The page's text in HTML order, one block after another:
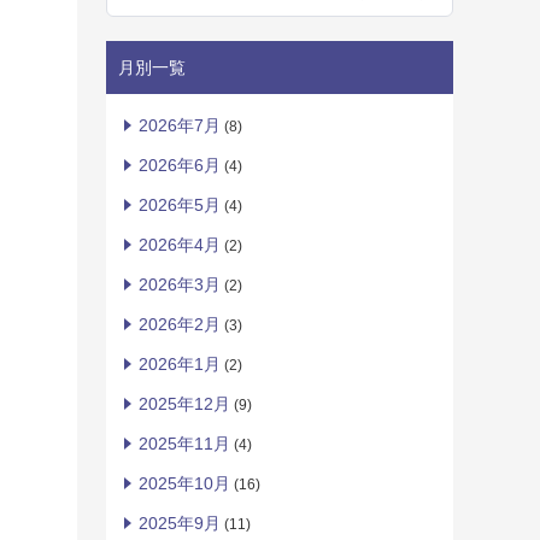
月別一覧
2026年7月 (8)
2026年6月 (4)
2026年5月 (4)
2026年4月 (2)
2026年3月 (2)
2026年2月 (3)
2026年1月 (2)
2025年12月 (9)
2025年11月 (4)
2025年10月 (16)
2025年9月 (11)